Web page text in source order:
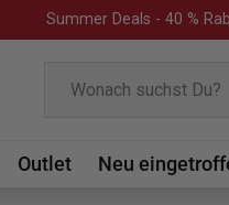
Summer Deals - 40 %
Outlet Neu